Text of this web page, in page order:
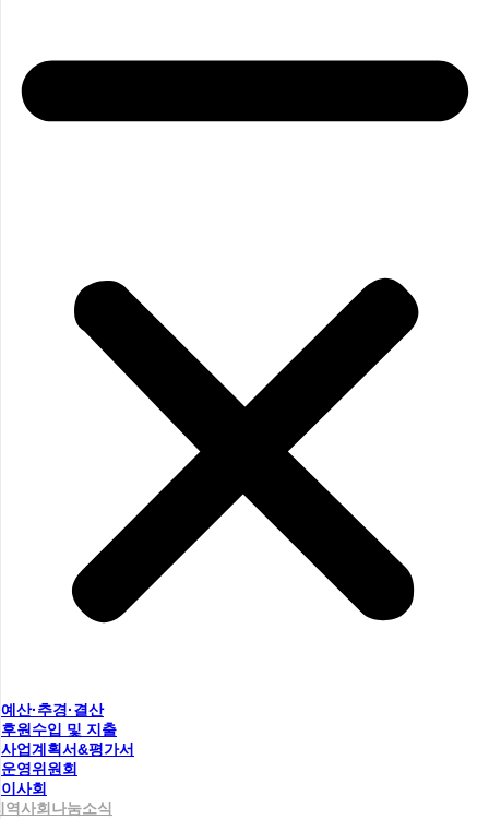
예산·추경·결산
후원수입 및 지출
사업계획서&평가서
운영위원회
이사회
역사회나눔소식